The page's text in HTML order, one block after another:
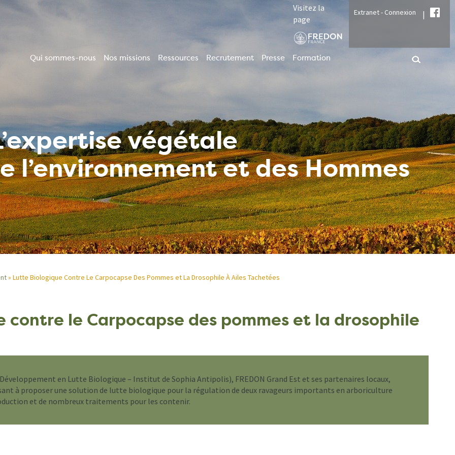
Visitez la
page
Extranet - Connexion |
Qui sommes-nous Nos missions Ressources Recrutement Presse Formation
végétale
l’environnement et des Hommes
Lutte Biologique Contre Le Carpocapse Des Pommes et La Drosophile À Ailes Tachetées
contre le Carpocapse des pommes et la drosophile
en Lutte Biologique – Institut de Sophia Antipolis), FREDON Grand Est et ses partenaires locaux,
à proposer une solution de lutte biologique pour la régulation de deux ravageurs importants en arboriculture
et de nombreux traitements pour les contenir.